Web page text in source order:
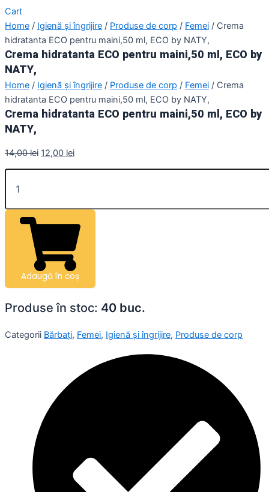
Cart
Home / Igienă și îngrijire / Produse de corp / Femei / Crema
hidratanta ECO pentru maini,50 ml, ECO by NATY,
Crema hidratanta ECO pentru maini,50 ml, ECO by
NATY,
Home / Igienă și îngrijire / Produse de corp / Femei / Crema
hidratanta ECO pentru maini,50 ml, ECO by NATY,
Crema hidratanta ECO pentru maini,50 ml, ECO by
NATY,
14,00lei 12,00 lei
Crema
hidratanta
pentru
maini,50
quantity
Adaugă în coș
Produse în stoc: 40 buc.
Categorii Bărbați, Femei, Igienă și îngrijire, Produse de corp